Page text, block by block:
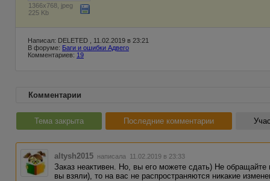
1366x768, jpeg
225 Kb
Написал: DELETED , 11.02.2019 в 23:21
В форуме: Баги и ошибки Адвего
Комментариев: 19
Комментарии
Тема закрыта Последние комментарии
altysh2015 написала 11.02.2019 в 23:33
Заказ неактивен. Но, вы его можете сдать) Не
вы взяли), то на вас не распространяются никакие